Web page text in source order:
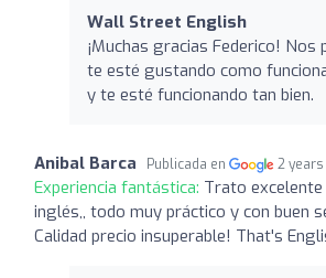
Wall Street English
¡Muchas gracias Federico! Nos
te esté gustando como
y te esté funcionando tan bien.
Anibal Barca Publicada en 2 years
Experiencia fantástica: Trato
inglés,, todo muy práctico y con buen
Calidad precio insuperable! That's